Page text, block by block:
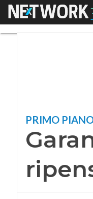
Menu
PRIMO